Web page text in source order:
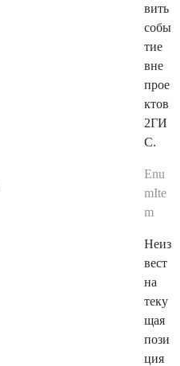
вить
собы
тие
вне
прое
ктов
2ГИ
С.
Enu
mIte
m
Неиз
вест
на
теку
щая
пози
ция